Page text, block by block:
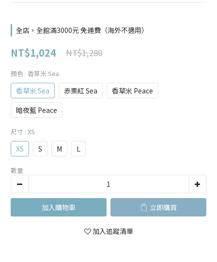
全店，全館滿3000元 免運費（海外不適用）
NT$1,024 NT$1,280
顏色 : 香草米 Sea
香草米 Sea 赤栗紅 Sea
香草米 Peace
暗夜藍 Peace
尺寸 : XS
XS S M L
數量
加入購物車 立即購買
加入追蹤清單